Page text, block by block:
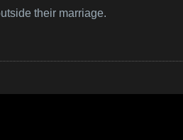
their marriage.